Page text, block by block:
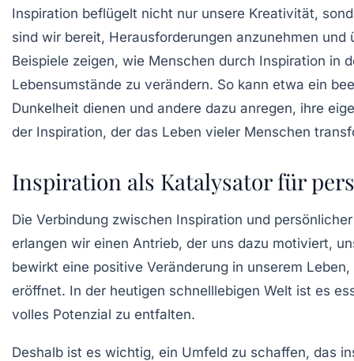
Inspiration beflügelt nicht nur unsere Kreativität,
sind wir bereit, Herausforderungen anzunehmen
Beispiele zeigen, wie Menschen durch Inspiration in
Lebensumstände zu verändern. So kann etwa ein
Dunkelheit dienen und andere dazu anregen, ihre
der Inspiration, der das Leben vieler Menschen
Inspiration als Katalysator für
Die Verbindung zwischen Inspiration und
erlangen wir einen Antrieb, der uns dazu motiviert,
bewirkt eine positive Veränderung in unserem
eröffnet. In der heutigen schnelllebigen Welt ist es
volles Potenzial zu entfalten.
Deshalb ist es wichtig, ein Umfeld zu schaffen, das